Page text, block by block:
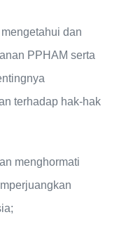
dan
PPHAM serta
terhadap hak-hak
menghormati